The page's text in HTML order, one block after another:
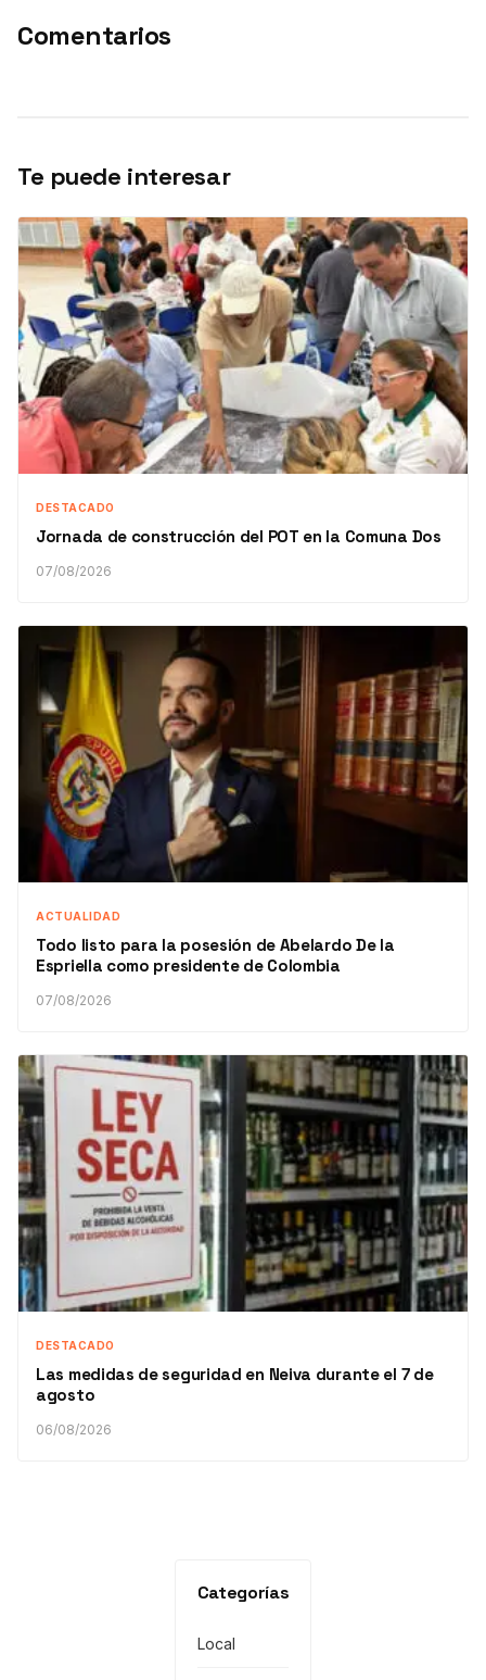
Comentarios
Te puede interesar
DESTACADO
Jornada de construcción del POT en la Comuna Dos
07/08/2026
ACTUALIDAD
Todo listo para la posesión de Abelardo De la
Espriella como presidente de Colombia
07/08/2026
DESTACADO
Las medidas de seguridad en Neiva durante el 7 de
agosto
06/08/2026
Categorías
Local